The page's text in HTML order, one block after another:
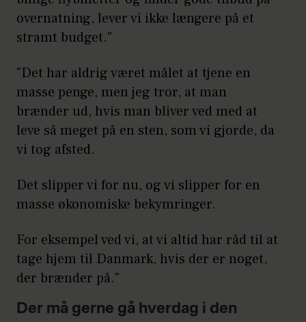
overnatning, lever vi ikke længere på et
stramt budget."
"Det har aldrig været målet at tjene en
masse penge, men jeg tror, at man
brænder ud, hvis man bliver ved med at
leve så meget på en sten, som vi gjorde, da
vi tog afsted.
Det slipper vi for nu, og vi slipper for en
masse økonomiske bekymringer.
For eksempel ved vi, at vi altid har råd til at
tage hjem til Danmark, hvis der er noget,
der brænder på."
Der må gerne gå hverdag i den